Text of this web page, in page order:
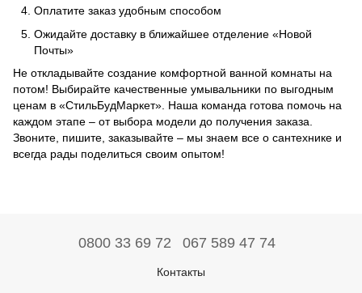
Оплатите заказ удобным способом
Ожидайте доставку в ближайшее отделение «Новой
Почты»
Не откладывайте создание комфортной ванной комнаты на
потом! Выбирайте качественные умывальники по выгодным
ценам в «СтильБудМаркет». Наша команда готова помочь на
каждом этапе – от выбора модели до получения заказа.
Звоните, пишите, заказывайте – мы знаем все о сантехнике и
всегда рады поделиться своим опытом!
0800 33 69 72 067 589 47 74
Контакты